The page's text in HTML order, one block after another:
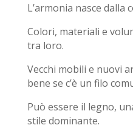
L’armonia nasce dalla
Colori, materiali e
tra loro.
Vecchi mobili e nuovi
bene se c’è un filo
Può essere il legno,
stile dominante.